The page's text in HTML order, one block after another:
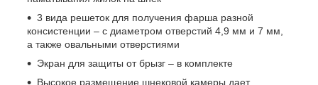
3 вида решеток для получения фарша разной
консистенции – с диаметром отверстий 4,9 мм и 7 мм,
а также овальными отверстиями
Экран для защиты от брызг – в комплекте
Высокое размещение шнековой камеры дает